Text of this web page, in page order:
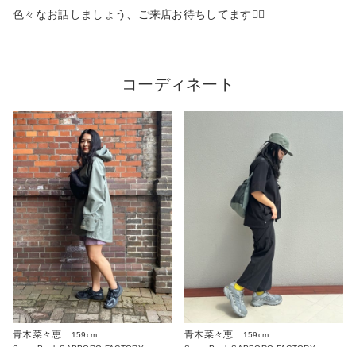
色々なお話しましょう、ご来店お待ちしてます🙆‍♀️
コーディネート
青木菜々恵
159cm
青木菜々恵
159cm